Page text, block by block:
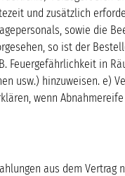
und zusätzlich
sowie die
so ist der
Feuergefährlichkeit in
usw.) hinzuweisen. e)
wenn
aus dem Vertrag